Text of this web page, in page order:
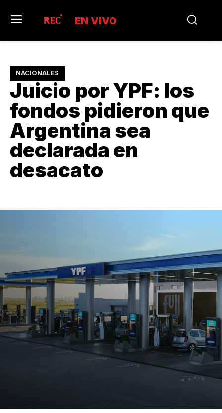
EN VIVO
NACIONALES
Juicio por YPF: los
fondos pidieron que
Argentina sea
declarada en
desacato